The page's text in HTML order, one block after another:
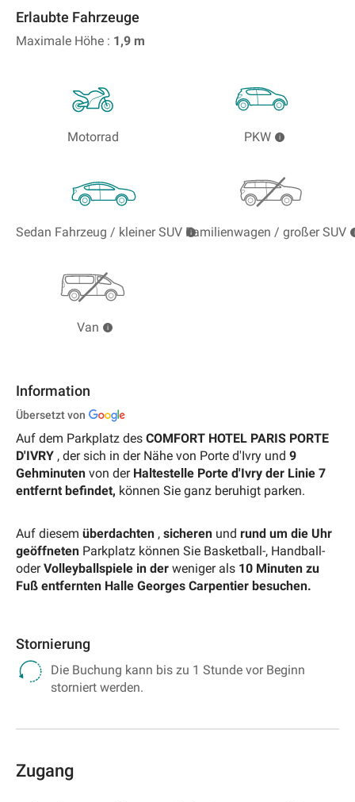
Erlaubte Fahrzeuge
Maximale Höhe : 1,9 m
Motorrad PKW
Sedan Fahrzeug / kleiner SUV Familienwagen / großer SUV
Van
Information
Übersetzt von
Auf dem Parkplatz des COMFORT HOTEL PARIS PORTE
D'IVRY , der sich in der Nähe von Porte d'Ivry und 9
Gehminuten von der Haltestelle Porte d'Ivry der Linie 7
entfernt befindet, können Sie ganz beruhigt parken.
Auf diesem überdachten , sicheren und rund um die Uhr
geöffneten Parkplatz können Sie Basketball-, Handball-
oderVolleyballspiele in der weniger als 10 Minuten zu
Fuß entfernten Halle Georges Carpentier besuchen.
Stornierung
Die Buchung kann bis zu 1 Stunde vor Beginn
storniert werden.
Zugang